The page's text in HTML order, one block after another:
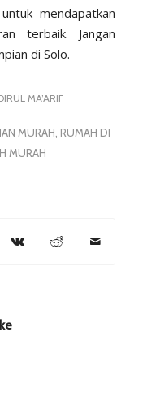
mendapatkan
terbaik. Jangan
di Solo.
MA’ARIF
MURAH, RUMAH DI
MURAH